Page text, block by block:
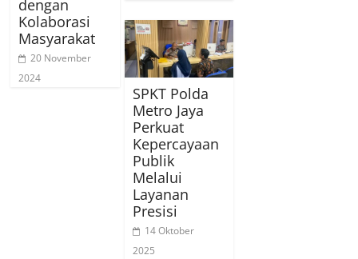
dengan
Kolaborasi
Masyarakat
20 November
2024
SPKT Polda
Metro Jaya
Perkuat
Kepercayaan
Publik
Melalui
Layanan
Presisi
14 Oktober
2025